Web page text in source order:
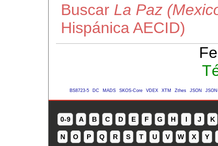
Buscar La Paz
Hispánica AECID)
BS8723-5 DC MADS SKOS-Core VDEX XTM Zthes JSON
0-9 A B C D E F G H I J K
N O P Q R S T U V W X Y